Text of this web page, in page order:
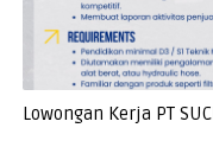
Lowongan Kerja PT